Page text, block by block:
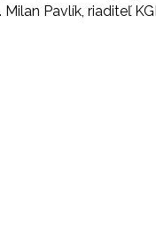
Milan Pavlík, riaditeľ